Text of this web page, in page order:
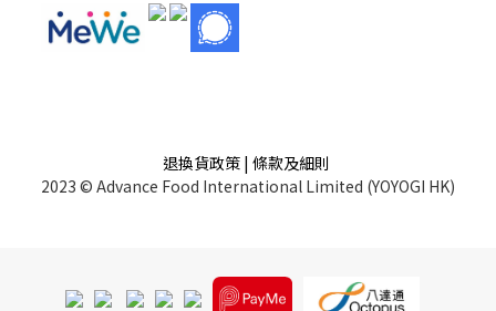
退換貨政策 | 條款及細則
2023 © Advance Food International Limited (YOYOGI HK)